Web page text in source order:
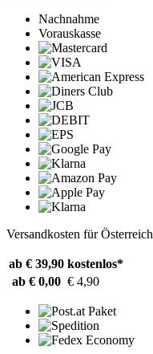
Nachnahme
Vorauskasse
Versandkosten für Österreich
ab € 39,90 kostenlos*
ab € 0,00 € 4,90